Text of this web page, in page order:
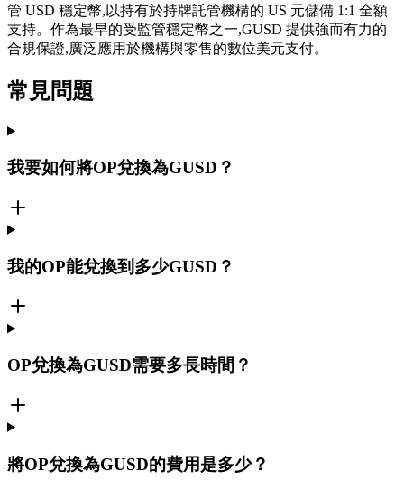
管 USD 穩定幣,以持有於持牌託管機構的 US 元儲備 1:1 全額
支持。作為最早的受監管穩定幣之一,GUSD 提供強而有力的
合規保證,廣泛應用於機構與零售的數位美元支付。
常見問題
我要如何將OP兌換為GUSD？
我的OP能兌換到多少GUSD？
OP兌換為GUSD需要多長時間？
將OP兌換為GUSD的費用是多少？